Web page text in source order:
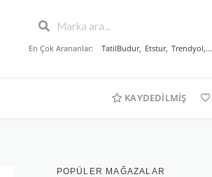
En Çok Arananlar: TatilBudur, Etstur, Trendyol,...
KAYDEDILMIŞ
POPÜLER MAĞAZALAR